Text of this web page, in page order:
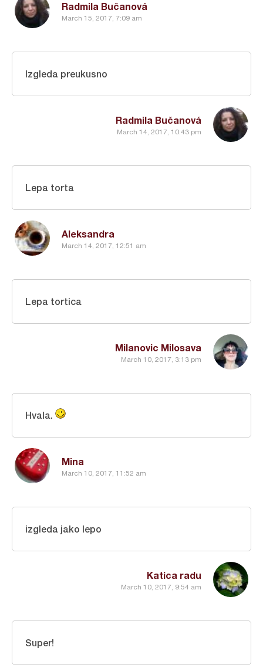
Radmila Bučanová
March 15, 2017, 7:09 am
Radmila Bučanová
March 14, 2017, 10:43 pm
Izgleda preukusno
Aleksandra
March 14, 2017, 12:51 am
Lepa torta
Milanovic Milosava
March 10, 2017, 3:13 pm
Lepa tortica
Mina
March 10, 2017, 11:52 am
Hvala.
Katica radu
March 10, 2017, 9:54 am
izgleda jako lepo
Super!